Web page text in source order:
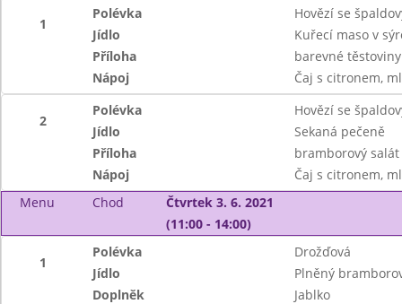
1
Polévka
Hovězí se
Jídlo
Kuřecí maso v
Příloha
barevné těstoviny
Nápoj
Čaj s citronem,
2
Polévka
Hovězí se
Jídlo
Sekaná pečeně
Příloha
bramborový salát
Nápoj
Čaj s citronem,
Menu
Chod
Čtvrtek 3. 6. 2021
(11:00 - 14:00)
1
Polévka
Drožďová
Jídlo
Plněný
Doplněk
Jablko